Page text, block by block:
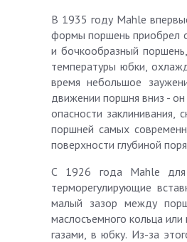
В 1935 году Mahle
формы поршень приобрел
и бочкообразный
температуры юбки,
время небольшое
движении поршня вниз -
опасности заклинивания,
поршней самых
поверхности глубиной
С 1926 года Mahle для
терморегулирующие
малый зазор между
маслосъемного кольца
газами, в юбку. Из-за